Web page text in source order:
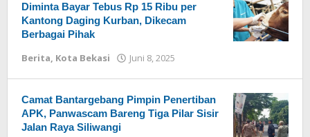
Diminta Bayar Tebus Rp 15 Ribu per
Kantong Daging Kurban, Dikecam
Berbagai Pihak
Berita, Kota Bekasi Juni 8, 2025
Camat Bantargebang Pimpin Penertiban
APK, Panwascam Bareng Tiga Pilar Sisir
Jalan Raya Siliwangi